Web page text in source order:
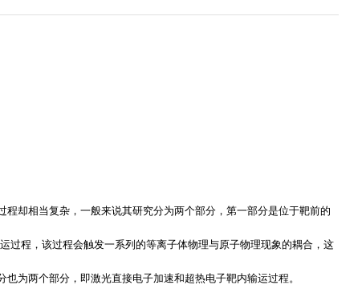
却相当复杂，一般来说其研究分为两个部分，第一部分是位于靶前的
过程，该过程会触发一系列的等离子体物理与原子物理现象的耦合，这
为两个部分，即激光直接电子加速和超热电子靶内输运过程。